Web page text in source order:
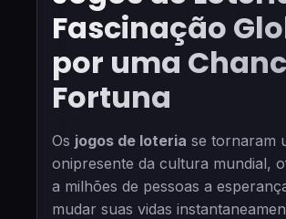
Fascinação
por uma
Fortuna
Os jogos de loteria se tornaram
onipresente da cultura mundial,
a milhões de pessoas a
mudar suas vidas